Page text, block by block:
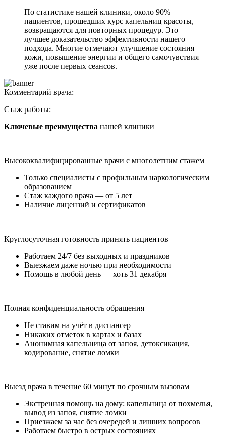
По статистике нашей клиники, около 90%
пациентов, прошедших курс капельниц красоты,
возвращаются для повторных процедур. Это
лучшее доказательство эффективности нашего
подхода. Многие отмечают улучшение состояния
кожи, повышение энергии и общего самочувствия
уже после первых сеансов.
Комментарий врача:
Стаж работы:
Ключевые преимущества нашей клиники
Высококвалифицированные врачи с многолетним стажем
Только специалисты с профильным наркологическим
образованием
Стаж каждого врача — от 5 лет
Наличие лицензий и сертификатов
Круглосуточная готовность принять пациентов
Работаем 24/7 без выходных и праздников
Выезжаем даже ночью при необходимости
Помощь в любой день — хоть 31 декабря
Полная конфиденциальность обращения
Не ставим на учёт в диспансер
Никаких отметок в картах и базах
Анонимная капельница от запоя, детоксикация,
кодирование, снятие ломки
Выезд врача в течение 60 минут по срочным вызовам
Экстренная помощь на дому: капельница от похмелья,
вывод из запоя, снятие ломки
Приезжаем за час без очередей и лишних вопросов
Работаем быстро в острых состояниях